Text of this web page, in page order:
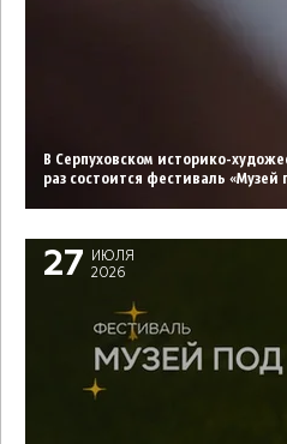
В Серпуховском историко-
раз состоится фестиваль «Музей
27
ИЮЛЯ
2026